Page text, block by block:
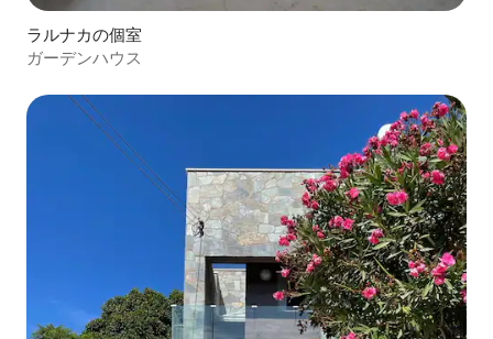
ラルナカの個室
ガーデンハウス